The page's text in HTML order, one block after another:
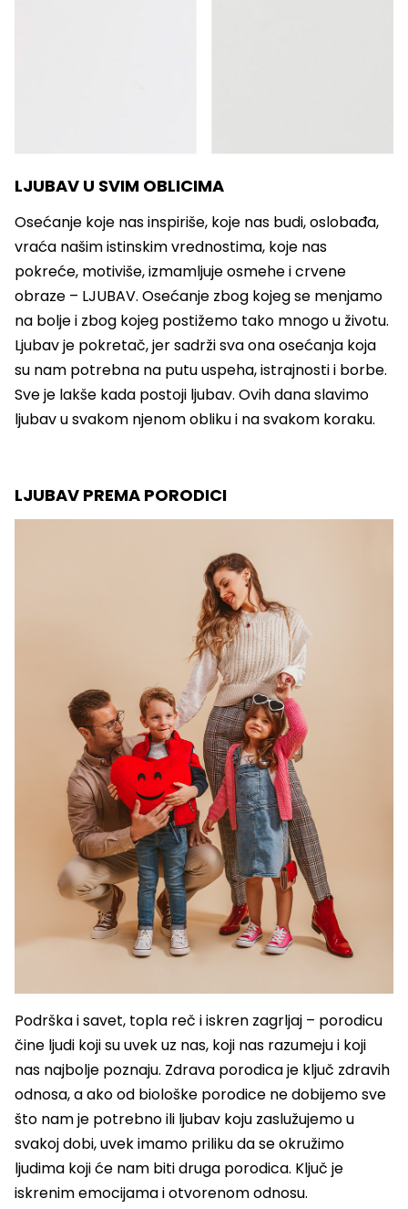
LJUBAV U SVIM OBLICIMA
Osećanje koje nas inspiriše, koje nas budi, oslobađa,
vraća našim istinskim vrednostima, koje nas
pokreće, motiviše, izmamljuje osmehe i crvene
obraze – LJUBAV. Osećanje zbog kojeg se menjamo
na bolje i zbog kojeg postižemo tako mnogo u životu.
Ljubav je pokretač, jer sadrži sva ona osećanja koja
su nam potrebna na putu uspeha, istrajnosti i borbe.
Sve je lakše kada postoji ljubav. Ovih dana slavimo
ljubav u svakom njenom obliku i na svakom koraku.
LJUBAV PREMA PORODICI
Podrška i savet, topla reč i iskren zagrljaj – porodicu
čine ljudi koji su uvek uz nas, koji nas razumeju i koji
nas najbolje poznaju. Zdrava porodica je ključ zdravih
odnosa, a ako od biološke porodice ne dobijemo sve
što nam je potrebno ili ljubav koju zaslužujemo u
svakoj dobi, uvek imamo priliku da se okružimo
ljudima koji će nam biti druga porodica. Ključ je
iskrenim emocijama i otvorenom odnosu.